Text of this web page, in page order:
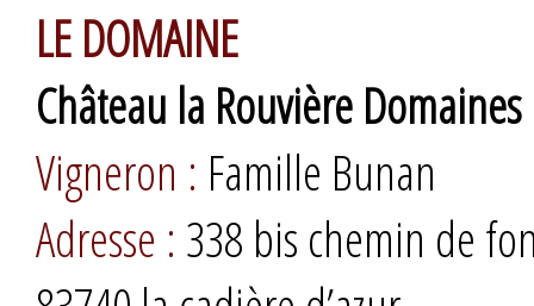
LE DOMAINE
Château la Rouvière
Vigneron : Famille Bunan
Adresse : 338 bis chemin de